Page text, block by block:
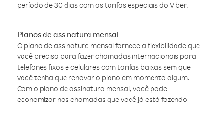
período de 30 dias com as tarifas especiais do Viber.
Planos de assinatura mensal
O plano de assinatura mensal fornece a flexibilidade que
você precisa para fazer chamadas internacionais para
telefones fixos e celulares com tarifas baixas sem que
você tenha que renovar o plano em momento algum.
Com o plano de assinatura mensal, você pode
economizar nas chamadas que você já está fazendo